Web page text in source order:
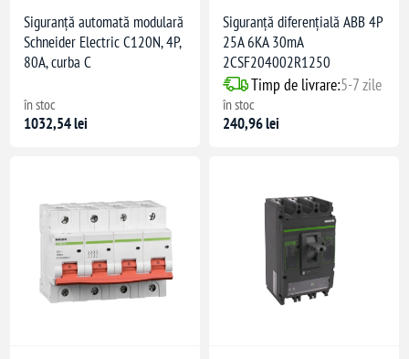
Siguranță automată modulară
Schneider Electric C120N, 4P,
80A, curba C
în stoc
1032,54 lei
Siguranță diferențială ABB 4P
25A 6KA 30mA
2CSF204002R1250
Timp de livrare:5-7 zile
în stoc
240,96 lei